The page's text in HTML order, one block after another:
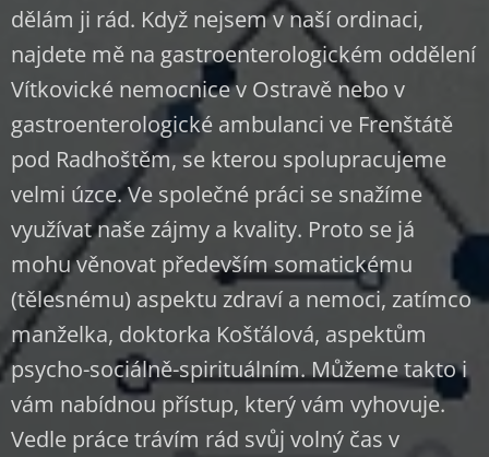
dělám ji rád. Když nejsem v naší ordinaci,
najdete mě na gastroenterologickém oddělení
Vítkovické nemocnice v Ostravě nebo v
gastroenterologické ambulanci ve Frenštátě
pod Radhoštěm, se kterou spolupracujeme
velmi úzce. Ve společné práci se snažíme
využívat naše zájmy a kvality. Proto se já
mohu věnovat především somatickému
(tělesnému) aspektu zdraví a nemoci, zatímco
manželka, doktorka Košťálová, aspektům
psycho-sociálně-spirituálním. Můžeme takto i
vám nabídnou přístup, který vám vyhovuje.
Vedle práce trávím rád svůj volný čas v